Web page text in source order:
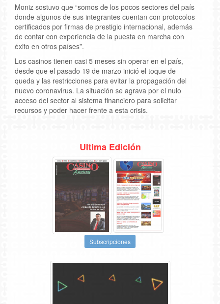
Moniz sostuvo que “somos de los pocos sectores del país
donde algunos de sus integrantes cuentan con protocolos
certificados por firmas de prestigio internacional, además
de contar con experiencia de la puesta en marcha con
éxito en otros países”.
Los casinos tienen casi 5 meses sin operar en el país,
desde que el pasado 19 de marzo inició el toque de
queda y las restricciones para evitar la propagación del
nuevo coronavirus. La situación se agrava por el nulo
acceso del sector al sistema financiero para solicitar
recursos y poder hacer frente a esta crisis.
Ultima Edición
Subscripciones